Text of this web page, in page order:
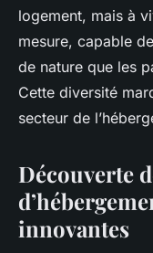
logement, mais à
mesure, capable
de nature que les
Cette diversité
secteur de
Découverte
innovantes